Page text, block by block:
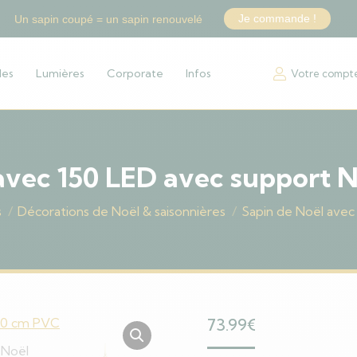
Lumières Corporate Infos Votre
150 LED avec support
Décorations de Noël & saisonnières Sapin de Noël
73.99€
Un sapin coupé = un sapin renouvelé Je commande !